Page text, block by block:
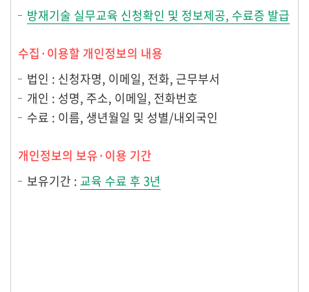
방재기술 실무교육 신청확인 및 정보제공, 수료증 발급
수집·이용할 개인정보의 내용
법인 : 신청자명, 이메일, 전화, 근무부서
개인 : 성명, 주소, 이메일, 전화번호
수료 : 이름, 생년월일 및 성별/내외국인
개인정보의 보유·이용 기간
보유기간 : 교육 수료 후 3년